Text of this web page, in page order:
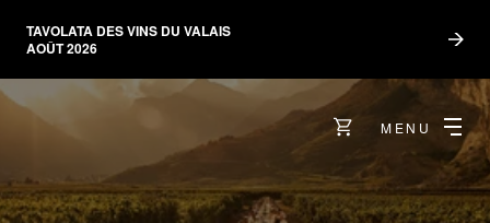
TAVOLATA DES VINS DU VALAIS
AOÛT 2026
MENU